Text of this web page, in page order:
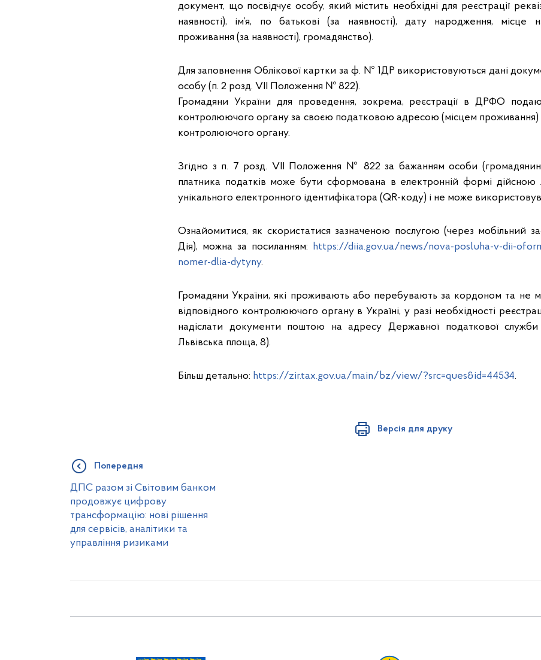
документ, що посвідчує особу, який містить необхідні для реєстрації
наявності), ім’я, по батькові (за наявності), дату народження, місце
проживання (за наявності), громадянство).
Для заповнення Облікової картки за ф. № 1ДР використовуються дані
особу (п. 2 розд. VII Положення № 822).
Громадяни України для проведення, зокрема, реєстрації в ДРФО
контролюючого органу за своєю податковою адресою (місцем проживання)
контролюючого органу.
Згідно з п. 7 розд. VII Положення № 822 за бажанням особи
платника податків може бути сформована в електронній формі дійсною
унікального електронного ідентифікатора (QR-коду) і не може
Ознайомитися, як скористатися зазначеною послугою (через мобільний
Дія), можна за посиланням:
https://diia.gov.ua/news/nova-posluha-v-dii-
nomer-dlia-dytyny.
Громадяни України, які проживають або перебувають за кордоном та не
відповідного контролюючого органу в Україні, у разі необхідності
надіслати документи поштою на адресу Державної податкової служби
Львівська площа, 8).
Більш детально: https://zir.tax.gov.ua/main/bz/view/?src=ques&id=44534.
Версія для друку
Попередня
ДПС разом зі Світовим банком
продовжує цифрову
трансформацію: нові рішення
для сервісів, аналітики та
управління ризиками